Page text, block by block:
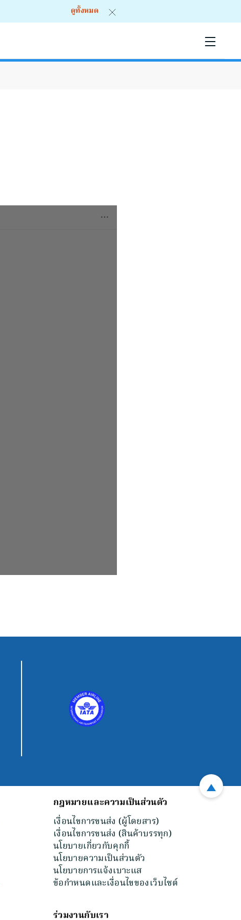
ดูทั้งหมด
กฎหมายและความเป็นส่วนตัว
เงื่อนไขการขนส่ง (ผู้โดยสาร)
เงื่อนไขการขนส่ง (สินค้าบรรทุก)
นโยบายเกี่ยวกับคุกกี้
นโยบายความเป็นส่วนตัว
นโยบายการแจ้งเบาะแส
ข้อกําหนดและเงื่อนไขของเว็บไซต์
ร่วมงานกับเรา